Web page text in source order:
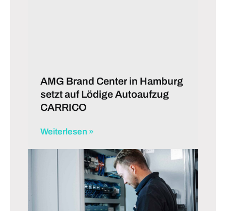
AMG Brand Center in Hamburg
setzt auf Lödige Autoaufzug
CARRICO
Weiterlesen »